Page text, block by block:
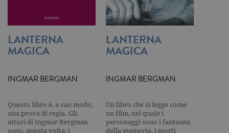
LANTERNA
MAGICA
INGMAR BERGMAN
Questo libro è, a suo modo,
una prova di regia. Gli
attori di Ingmar Bergman
sono, questa volta, i
LANTERNA
MAGICA
INGMAR BERGMAN
Un libro che si legge come
un film, nel quale i
personaggi sono i fantasmi
della memoria, i morti
I cookie tecnici sono strettamente
necessari, consentono la funzionalità
del sito Web principale come l'accesso
sito Web non può essere utilizzato
correttamente senza i cookie
strettamente necessari. Col rispetto
tecnici e dunque non necessitano del
Nome Dominio Scadenza
_gid
.garzanti.it 1 giorno